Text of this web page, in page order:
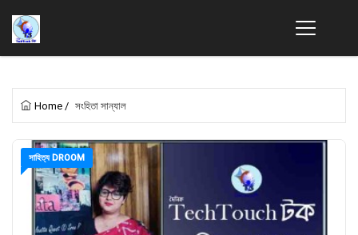
Home / সংহিতা সান্যাল
সাহিত্য DROOM